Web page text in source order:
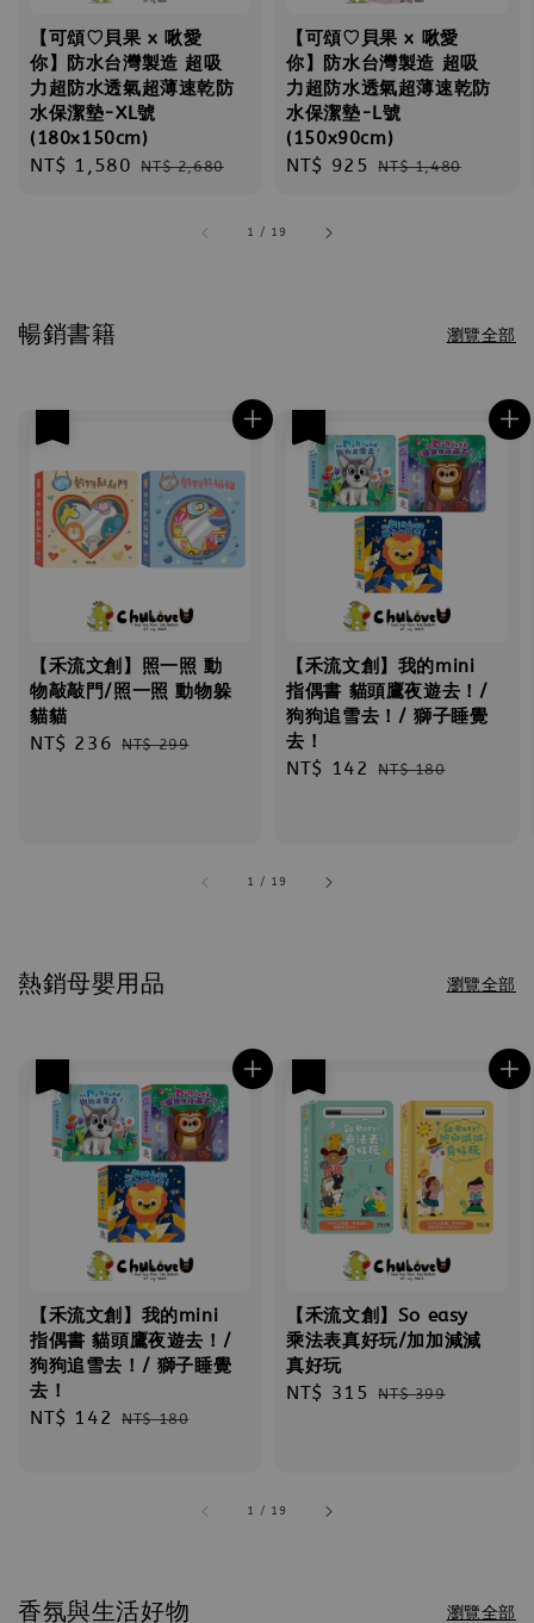
【可頌♡貝果 x 啾愛
你】防水台灣製造 超吸
力超防水透氣超薄速乾防
水保潔墊-XL號
(180x150cm)
Sale
NT$ 1,580 Regular
NT$ 2,680
【可頌♡貝果 x 啾愛
你】防水台灣製造 超吸
力超防水透氣超薄速乾防
水保潔墊-L號
(150x90cm)
Sale
NT$ 925 Regular
NT$ 1,480
1 / 19
暢銷書籍 瀏覽全部
【禾流文創】照一照 動
物敲敲門/照一照 動物躲
貓貓
Sale
NT$ 236 Regular
NT$ 299
【禾流文創】我的mini
指偶書 貓頭鷹夜遊去！/
狗狗追雪去！/ 獅子睡覺
去！
Sale
NT$ 142 Regular
NT$ 180
1 / 19
熱銷母嬰用品 瀏覽全部
【禾流文創】我的mini
指偶書 貓頭鷹夜遊去！/
狗狗追雪去！/ 獅子睡覺
去！
Sale
NT$ 142 Regular
NT$ 180
【禾流文創】So easy
乘法表真好玩/加加減減
真好玩
Sale
NT$ 315 Regular
NT$ 399
1 / 19
香氛與生活好物 瀏覽全部